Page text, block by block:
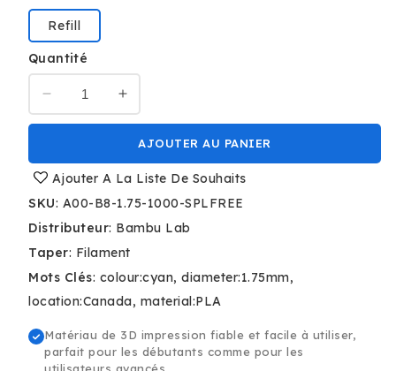
Refill
Quantité
Réduire
la
Cyan
Bambu
Lab
PLA
Basic
Filament
-
1kg
Augmenter
la
quantité
Cyan
Bambu
Lab
PLA
Filament
-
1kg
AJOUTER AU PANIER
Ajouter A La Liste De Souhaits
SKU: A00-B8-1.75-1000-SPLFREE
Distributeur: Bambu Lab
Taper: Filament
Mots Clés: colour:cyan diameter:1.75mm
location:Canada material:PLA
Matériau de 3D impression fiable et facile à utiliser,
parfait pour les débutants comme pour les